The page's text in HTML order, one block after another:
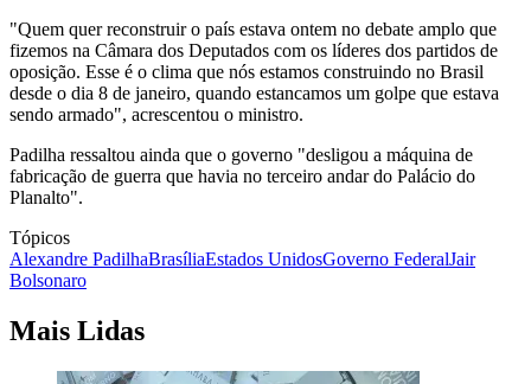
"Quem quer reconstruir o país estava ontem no debate amplo que
fizemos na Câmara dos Deputados com os líderes dos partidos de
oposição. Esse é o clima que nós estamos construindo no Brasil
desde o dia 8 de janeiro, quando estancamos um golpe que estava
sendo armado", acrescentou o ministro.
Padilha ressaltou ainda que o governo "desligou a máquina de
fabricação de guerra que havia no terceiro andar do Palácio do
Planalto".
Tópicos
Alexandre PadilhaBrasíliaEstados UnidosGoverno FederalJair
Bolsonaro
Mais Lidas